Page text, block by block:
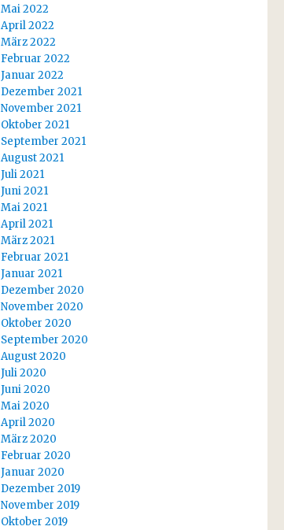
Mai 2022
April 2022
März 2022
Februar 2022
Januar 2022
Dezember 2021
November 2021
Oktober 2021
September 2021
August 2021
Juli 2021
Juni 2021
Mai 2021
April 2021
März 2021
Februar 2021
Januar 2021
Dezember 2020
November 2020
Oktober 2020
September 2020
August 2020
Juli 2020
Juni 2020
Mai 2020
April 2020
März 2020
Februar 2020
Januar 2020
Dezember 2019
November 2019
Oktober 2019